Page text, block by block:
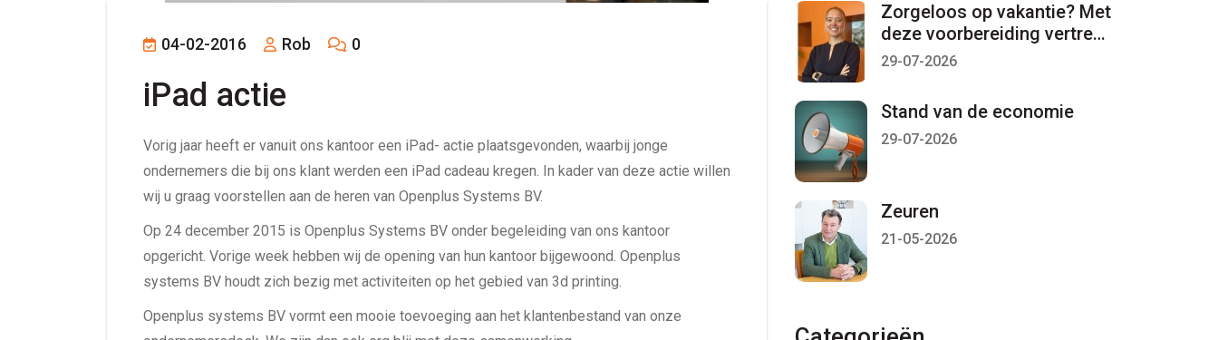
04-02-2016 Rob 0
iPad actie
Vorig jaar heeft er vanuit ons kantoor een iPad- actie plaatsgevonden, waarbij jonge
ondernemers die bij ons klant werden een iPad cadeau kregen. In kader van deze actie willen
wij u graag voorstellen aan de heren van Openplus Systems BV.
Op 24 december 2015 is Openplus Systems BV onder begeleiding van ons kantoor
opgericht. Vorige week hebben wij de opening van hun kantoor bijgewoond. Openplus
systems BV houdt zich bezig met activiteiten op het gebied van 3d printing.
Openplus systems BV vormt een mooie toevoeging aan het klantenbestand van onze
Zorgeloos op vakantie? Met
deze voorbereiding vertrekt
u met een gerust gevoel
29-07-2026
Stand van de economie
29-07-2026
Zeuren
21-05-2026